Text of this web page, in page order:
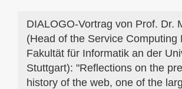
DIALOGO-Vortrag von Prof. Dr.
(Head of the Service Computing
Fakultät für Informatik an der
Stuttgart): "Reflections on the
history of the web, one of the